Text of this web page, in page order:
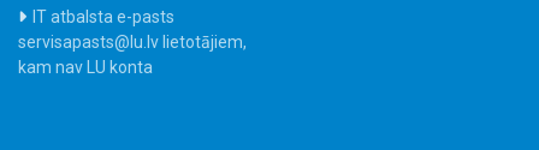
IT atbalsta e-pasts
servisapasts@lu.lv lietotājiem,
kam nav LU konta